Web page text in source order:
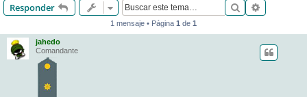
Responder Buscar
1 mensaje • Página 1 de 1
jahedo
Comandante